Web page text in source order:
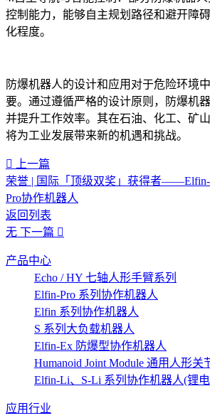
控制能力，能够自主规划路径和避开障
化程度。
防爆机器人的设计和应用对于危险环境
要。通过遵循严格的设计原则，防爆机
并提升工作效率。其在石油、化工、矿
将为工业发展带来新的机遇和挑战。
上一篇
荣誉 | 国际「顶级双奖」获得者——Elfin-
Pro协作机器人
返回列表
无 下一篇
产品中心
Echo / HY 七轴人形手臂系列
Elfin-Pro 系列协作机器人
Elfin 系列协作机器人
S 系列大负载机器人
Elfin-Ex 防爆型协作机器人
Humanoid Joint Module 通用人形关
Elfin-Li、S-Li 系列协作机器人(锂
应用行业